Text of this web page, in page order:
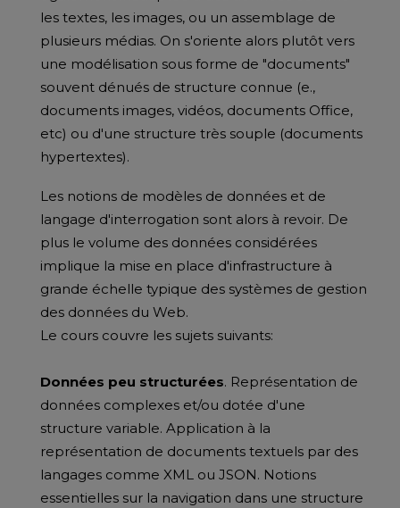
les textes, les images, ou un assemblage de
plusieurs médias. On s'oriente alors plutôt vers
une modélisation sous forme de "documents"
souvent dénués de structure connue (e.,
documents images, vidéos, documents Office,
etc) ou d'une structure très souple (documents
hypertextes).
Les notions de modèles de données et de
langage d'interrogation sont alors à revoir. De
plus le volume des données considérées
implique la mise en place d'infrastructure à
grande échelle typique des systèmes de gestion
des données du Web.
Le cours couvre les sujets suivants:
Données peu structurées. Représentation de
données complexes et/ou dotée d'une
structure variable. Application à la
représentation de documents textuels par des
langages comme XML ou JSON. Notions
essentielles sur la navigation dans une structure